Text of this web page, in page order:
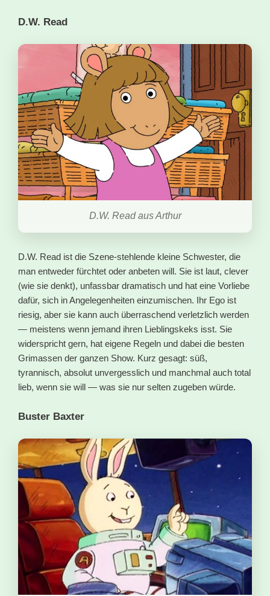
D.W. Read
D.W. Read aus Arthur
D.W. Read ist die Szene-stehlende kleine Schwester, die
man entweder fürchtet oder anbeten will. Sie ist laut, clever
(wie sie denkt), unfassbar dramatisch und hat eine Vorliebe
dafür, sich in Angelegenheiten einzumischen. Ihr Ego ist
riesig, aber sie kann auch überraschend verletzlich werden
— meistens wenn jemand ihren Lieblingskeks isst. Sie
widerspricht gern, hat eigene Regeln und dabei die besten
Grimassen der ganzen Show. Kurz gesagt: süß,
tyrannisch, absolut unvergesslich und manchmal auch total
lieb, wenn sie will — was sie nur selten zugeben würde.
Buster Baxter